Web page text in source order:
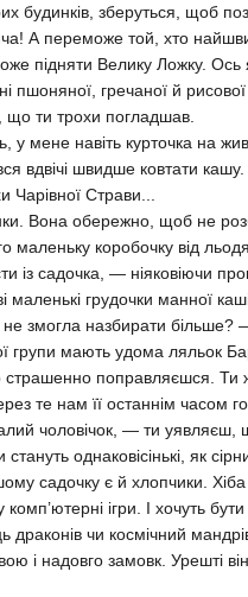
будинків, зберуться, щоб
А переможе той, хто
підняти Велику Ложку.
пшоняної, гречаної й
ти трохи погладшав.
навіть курточка на
вдвічі швидше ковтати
Страви...
Вона обережно, щоб не
маленьку коробочку від
садочка, — ніяковіючи
маленькі грудочки манної
змогла назбирати більше?
мають удома ляльок
страшенно поправляєшся.
те нам її останнім часом
чоловічок, — ти уявляєш, що
однаковісінькі, як
садочку є й хлопчики.
ігри. І хочуть бути
чи космічний
і надовго замовк. Урешті